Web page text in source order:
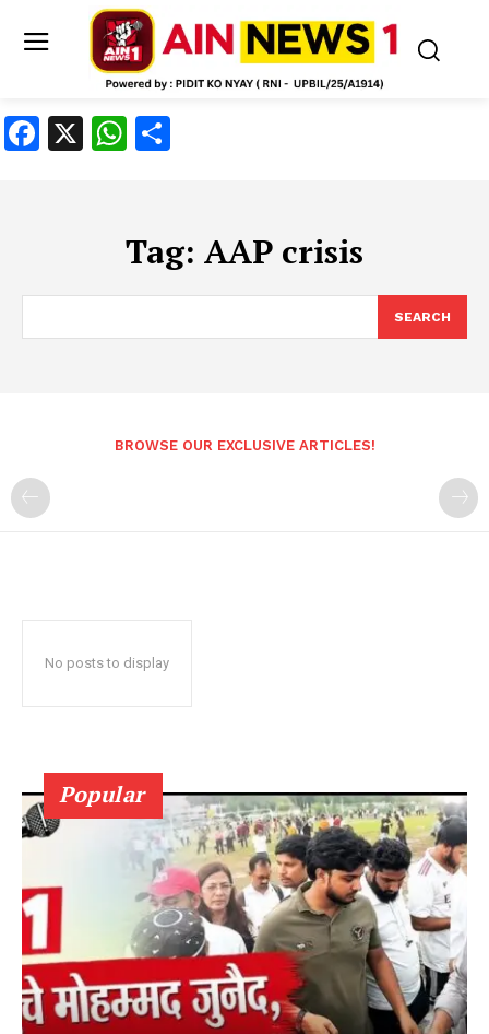
Facebook
X WhatsApp
Tag: AAP crisis
SEARCH
BROWSE OUR EXCLUSIVE ARTICLES!
No posts to display
Popular